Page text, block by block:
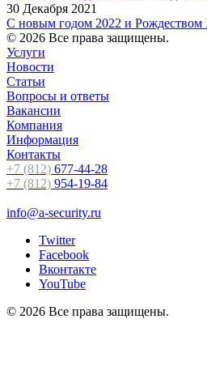
30 Декабря 2021
С новым годом 2022 и
© 2026 Все права защищены.
Услуги
Новости
Статьи
Вопросы и ответы
Вакансии
Компания
Информация
Контакты
+7 (812) 677-44-28
+7 (812) 954-19-84
info@a-security.ru
Twitter
Facebook
Вконтакте
YouTube
© 2026 Все права защищены.